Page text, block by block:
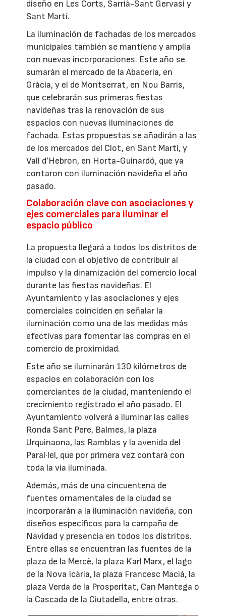
diseño en Les Corts, Sarrià-Sant Gervasi y
Sant Martí.
La iluminación de fachadas de los mercados
municipales también se mantiene y amplía
con nuevas incorporaciones. Este año se
sumarán el mercado de la Abaceria, en
Gràcia, y el de Montserrat, en Nou Barris,
que celebrarán sus primeras fiestas
navideñas tras la renovación de sus
espacios con nuevas iluminaciones de
fachada. Estas propuestas se añadirán a las
de los mercados del Clot, en Sant Martí, y
Vall d’Hebron, en Horta-Guinardó, que ya
contaron con iluminación navideña el año
pasado.
Colaboración clave con asociaciones y
ejes comerciales para iluminar el
espacio público
La propuesta llegará a todos los distritos de
la ciudad con el objetivo de contribuir al
impulso y la dinamización del comercio local
durante las fiestas navideñas. El
Ayuntamiento y las asociaciones y ejes
comerciales coinciden en señalar la
iluminación como una de las medidas más
efectivas para fomentar las compras en el
comercio de proximidad.
Este año se iluminarán 130 kilómetros de
espacios en colaboración con los
comerciantes de la ciudad, manteniendo el
crecimiento registrado el año pasado. El
Ayuntamiento volverá a iluminar las calles
Ronda Sant Pere, Balmes, la plaza
Urquinaona, las Ramblas y la avenida del
Paral·lel, que por primera vez contará con
toda la vía iluminada.
Además, más de una cincuentena de
fuentes ornamentales de la ciudad se
incorporarán a la iluminación navideña, con
diseños específicos para la campaña de
Navidad y presencia en todos los distritos.
Entre ellas se encuentran las fuentes de la
plaza de la Mercè, la plaza Karl Marx, el lago
de la Nova Icària, la plaza Francesc Macià, la
plaza Verda de la Prosperitat, Can Mantega o
la Cascada de la Ciutadella, entre otras.